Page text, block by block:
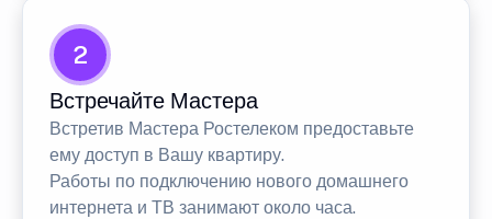
2
Встречайте Мастера
Встретив Мастера Ростелеком предоставьте
ему доступ в Вашу квартиру.
Работы по подключению нового домашнего
интернета и ТВ занимают около часа.